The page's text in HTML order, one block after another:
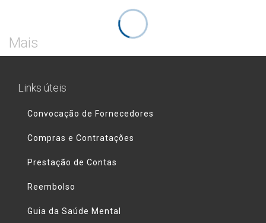
Mais
Links úteis
Convocação de Fornecedores
Compras e Contratações
Prestação de Contas
Reembolso
Guia da Saúde Mental